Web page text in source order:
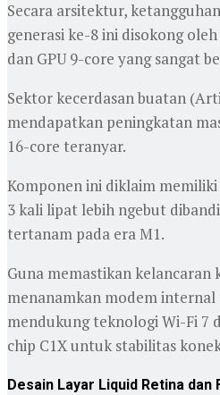
Secara arsitektur,
generasi ke-8 ini disokong
dan GPU 9-core yang sangat
Sektor kecerdasan buatan
mendapatkan peningkatan
16-core teranyar.
Komponen ini diklaim
3 kali lipat lebih ngebut
tertanam pada era M1.
Guna memastikan kelancaran
menanamkan modem
mendukung teknologi Wi-Fi 7
chip C1X untuk stabilitas
Desain Layar Liquid Retina dan